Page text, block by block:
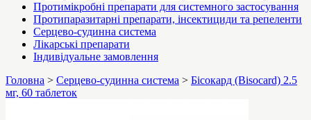
Протимікробні препарати для системного застосування
Протипаразитарні препарати, інсектициди та репеленти
Серцево-судинна система
Лікарські препарати
Індивідуальне замовлення
Головна > Серцево-судинна система > Бісокард (Bisocard) 2.5
мг, 60 таблеток